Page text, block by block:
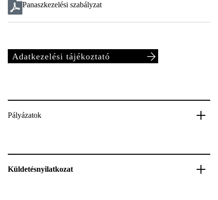
Panaszkezelési szabályzat
Adatkezelési tájékoztató
Pályázatok
Küldetésnyilatkozat